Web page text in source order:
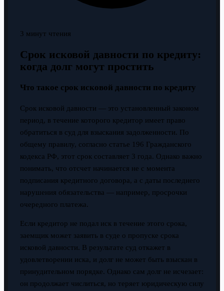
3 минут чтения
Срок исковой давности по кредиту:
когда долг могут простить
Что такое срок исковой давности по кредиту
Срок исковой давности — это установленный законом
период, в течение которого кредитор имеет право
обратиться в суд для взыскания задолженности. По
общему правилу, согласно статье 196 Гражданского
кодекса РФ, этот срок составляет 3 года. Однако важно
понимать, что отсчет начинается не с момента
подписания кредитного договора, а с даты последнего
нарушения обязательства — например, просрочки
очередного платежа.
Если кредитор не подал иск в течение этого срока,
заемщик может заявить в суде о пропуске срока
исковой давности. В результате суд откажет в
удовлетворении иска, и долг не может быть взыскан в
принудительном порядке. Однако сам долг не исчезает:
он продолжает числиться, но теряет юридическую силу